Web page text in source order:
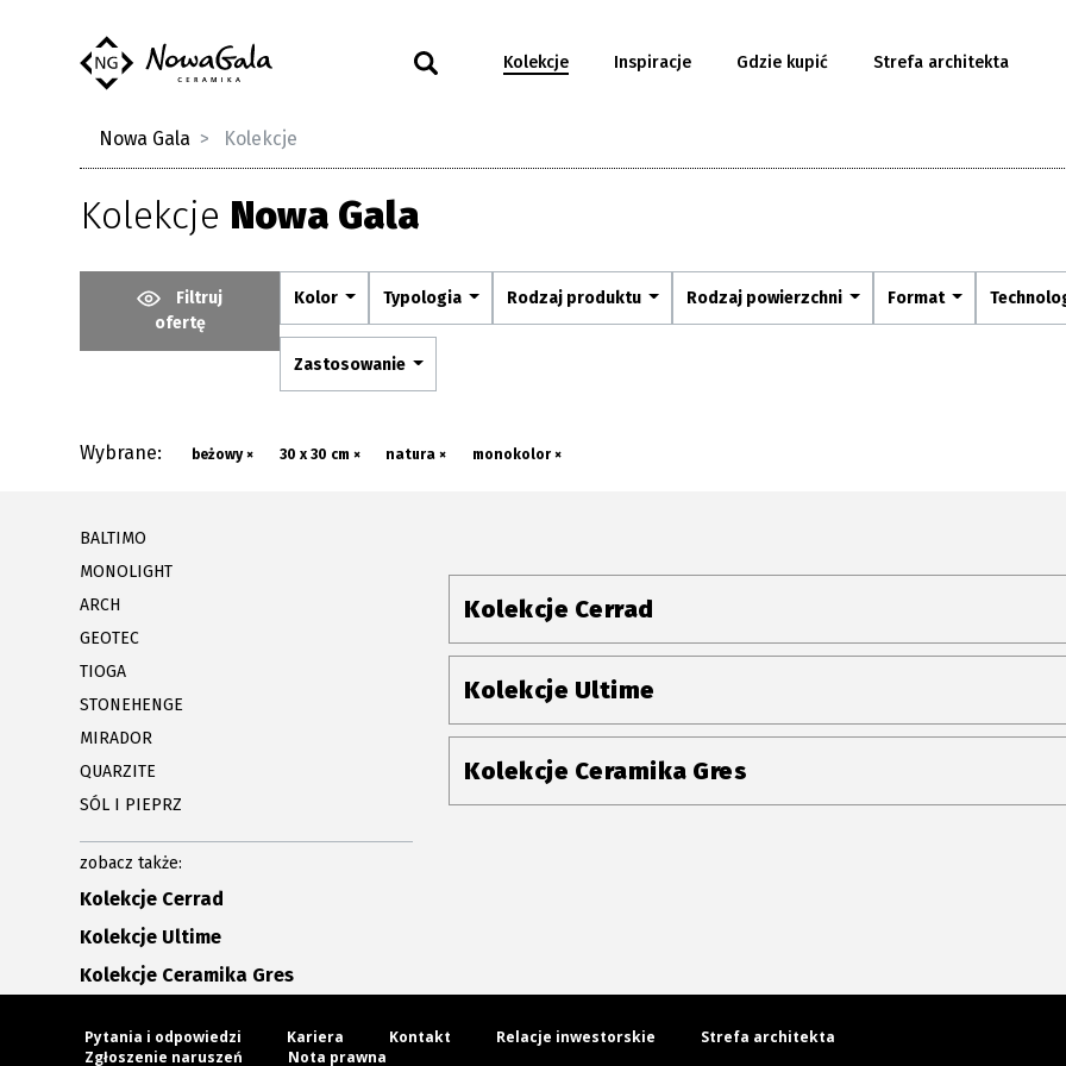
Kolekcje Inspiracje Gdzie kupić Strefa architekta
Nowa Gala Kolekcje
Kolekcje Nowa Gala
Filtruj
ofertę
Kolor Typologia Rodzaj produktu Rodzaj powierzchni Format
Zastosowanie
Wybrane: beżowy × 30 x 30 cm × natura × monokolor ×
BALTIMO
MONOLIGHT
ARCH
GEOTEC
TIOGA
STONEHENGE
MIRADOR
QUARZITE
SÓL I PIEPRZ
zobacz także:
Kolekcje Cerrad
Kolekcje Ultime
Kolekcje Ceramika Gres
Kolekcje Cerrad
Kolekcje Ultime
Kolekcje Ceramika Gres
Pytania i odpowiedzi Kariera Kontakt Relacje inwestorskie
Strefa architekta
Zgłoszenie naruszeń
Nota prawna